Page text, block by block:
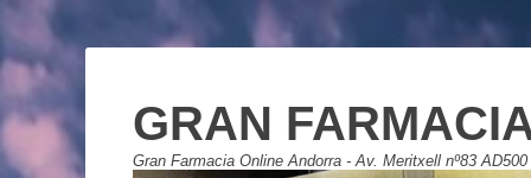
GRAN
Gran Farmacia Online Andorra - Av. Meritxell nº83